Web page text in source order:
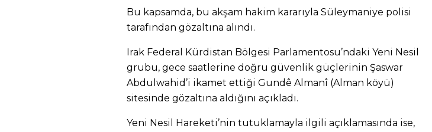
Bu kapsamda, bu akşam hakim kararıyla Süleymaniye polisi
tarafından gözaltına alındı.
Irak Federal Kürdistan Bölgesi Parlamentosu’ndaki Yeni Nesil
grubu, gece saatlerine doğru güvenlik güçlerinin Şaswar
Abdulwahid’i ikamet ettiği Gundê Almanî (Alman köyü)
sitesinde gözaltına aldığını açıkladı.
Yeni Nesil Hareketi’nin tutuklamayla ilgili açıklamasında ise,